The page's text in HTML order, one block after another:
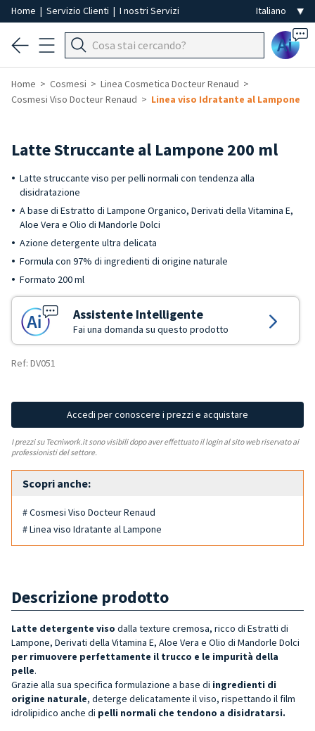
Home | Servizio Clienti | I nostri Servizi
Ai
Home Cosmesi
Linea Cosmetica Docteur Renaud
Cosmesi Viso Docteur Renaud
Linea viso Idratante al Lampone
Latte Struccante al Lampone 200 ml
Latte struccante viso per pelli normali con tendenza alla
disidratazione
A base di Estratto di Lampone Organico, Derivati della Vitamina E,
Aloe Vera e Olio di Mandorle Dolci
Azione detergente ultra delicata
Formula con 97% di ingredienti di origine naturale
Formato 200 ml
Assistente Intelligente
Fai una domanda su questo prodotto
Ref: DV051
Accedi per conoscere i prezzi e acquistare
I prezzi su Tecniwork.it sono visibili dopo aver effettuato il login al sito web riservato ai
professionisti del settore.
Scopri anche:
# Cosmesi Viso Docteur Renaud
# Linea viso Idratante al Lampone
Descrizione prodotto
Latte detergente viso dalla texture cremosa, ricco di Estratti di
Lampone, Derivati della Vitamina E, Aloe Vera e Olio di Mandorle Dolci
per rimuovere perfettamente il trucco e le impurità della
pelle.
Grazie alla sua specifica formulazione a base di ingredienti di
origine naturale, deterge delicatamente il viso, rispettando il film
idrolipidico anche di pelli normali che tendono a disidratarsi.